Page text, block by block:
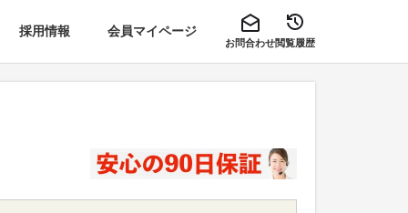
採用情報 会員マイページ
お問合わせ閲覧履歴